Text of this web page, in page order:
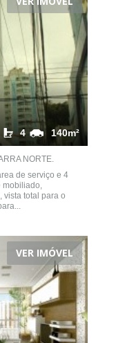
140m²
4
NORTE.
de serviço e 4
mobiliado,
vista total para o
VER IMÓVEL